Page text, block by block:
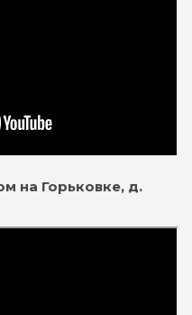
на Горьковке, д.